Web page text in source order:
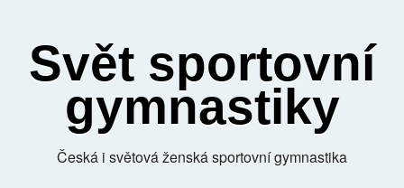
Svět sportovní
gymnastiky
Česká i světová ženská sportovní gymnastika